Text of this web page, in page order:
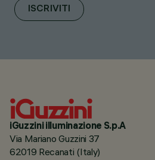
ISCRIVITI
iGuzzini illuminazione S.p.A
Via Mariano Guzzini 37
62019 Recanati (Italy)